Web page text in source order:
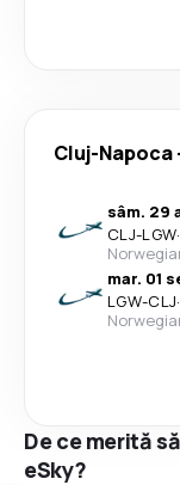
Cluj-Napoca
sâm. 29
CLJ-LGW·
mar. 01
LGW-CLJ·
De ce merită
eSky?